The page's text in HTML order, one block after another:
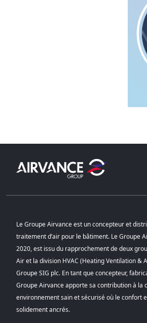
Le Groupe Airvance est un concepteur et
traitement d’air pour le bâtiment. Le Groupe
2020, est issu du rapprochement de deux
Air et la division HVAC (Heating Ventilation &
Groupe SIG plc. En tant que concepteur,
Groupe Airvance apporte sa contribution à la
environnement sain et sécurisé où le confort
solidement ancrés.